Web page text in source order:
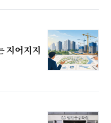
지어지지